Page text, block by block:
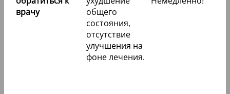
врачу
общего
состояния,
отсутствие
улучшения на
фоне лечения.